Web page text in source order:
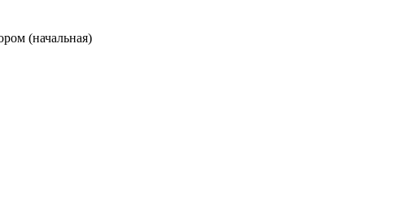
(начальная)